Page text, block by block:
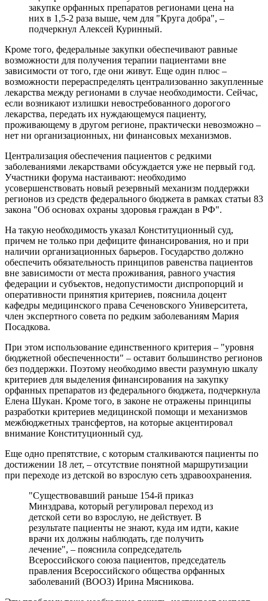
закупке орфанных препаратов регионами цена на
них в 1,5-2 раза выше, чем для "Круга добра", –
подчеркнул Алексей Куринный.
Кроме того, федеральные закупки обеспечивают равные
возможности для получения терапии пациентами вне
зависимости от того, где они живут. Еще один плюс –
возможности перераспределять централизованно закупленные
лекарства между регионами в случае необходимости. Сейчас,
если возникают излишки невостребованного дорогого
лекарства, передать их нуждающемуся пациенту,
проживающему в другом регионе, практически невозможно –
нет ни организационных, ни финансовых механизмов.
Централизация обеспечения пациентов с редкими
заболеваниями лекарствами обсуждается уже не первый год.
Участники форума настаивают: необходимо
усовершенствовать новый резервный механизм поддержки
регионов из средств федерального бюджета в рамках статьи 83
закона "Об основах охраны здоровья граждан в РФ".
На такую необходимость указал Конституционный суд,
причем не только при дефиците финансирования, но и при
наличии организационных барьеров. Государство должно
обеспечить обязательность принципов равенства пациентов
вне зависимости от места проживания, равного участия
федерации и субъектов, недопустимости диспропорций и
оперативности принятия критериев, пояснила доцент
кафедры медицинского права Сеченовского Университета,
член экспертного совета по редким заболеваниям Мария
Посадкова.
При этом использование единственного критерия – "уровня
бюджетной обеспеченности" – оставит большинство регионов
без поддержки. Поэтому необходимо ввести разумную шкалу
критериев для выделения финансирования на закупку
орфанных препаратов из федерального бюджета, подчеркнула
Елена Шукан. Кроме того, в законе не отражены принципы
разработки критериев медицинской помощи и механизмов
межбюджетных трансфертов, на которые акцентировал
внимание Конституционный суд.
Еще одно препятствие, с которым сталкиваются пациенты по
достижении 18 лет, – отсутствие понятной маршрутизации
при переходе из детской во взрослую сеть здравоохранения.
"Существовавший раньше 154-й приказ
Минздрава, который регулировал переход из
детской сети во взрослую, не действует. В
результате пациенты не знают, куда им идти, какие
врачи их должны наблюдать, где получить
лечение", – пояснила сопредседатель
Всероссийского союза пациентов, председатель
правления Всероссийского общества орфанных
заболеваний (ВООЗ) Ирина Мясникова.